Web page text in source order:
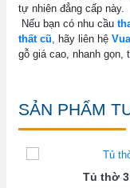
tự nhiên đẳng cấp này.
Nếu bạn có nhu cầu
thất cũ, hãy liên hệ
gỗ giá cao, nhanh gọn,
SẢN PHẨM
Tủ thờ